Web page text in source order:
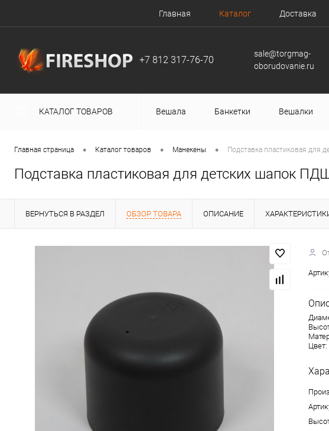
Главная Каталог Доставка
+7 812 317-76-70
sale@torgmag-
oborudovanie.ru
КАТАЛОГ ТОВАРОВ Вешала Банкетки Вешалки
Главная страница • Каталог товаров • Манекены • Подставка пластиковая для
Подставка пластиковая для детских шапок
ВЕРНУТЬСЯ В РАЗДЕЛ ОБЗОР ТОВАРА ОПИСАНИЕ